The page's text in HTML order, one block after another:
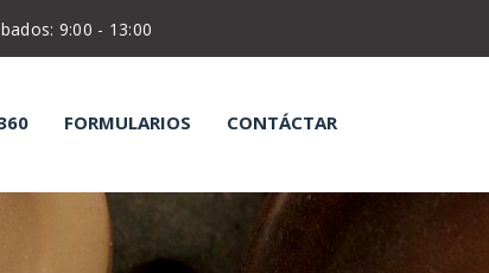
9:00 - 13:00
Alfileres
FORMULARIOS CONTÁCTAR